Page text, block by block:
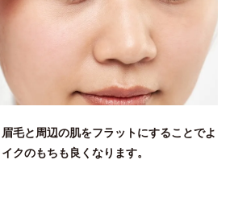
眉毛と周辺の肌をフラットにすることでよ
クのもちも良くなります。